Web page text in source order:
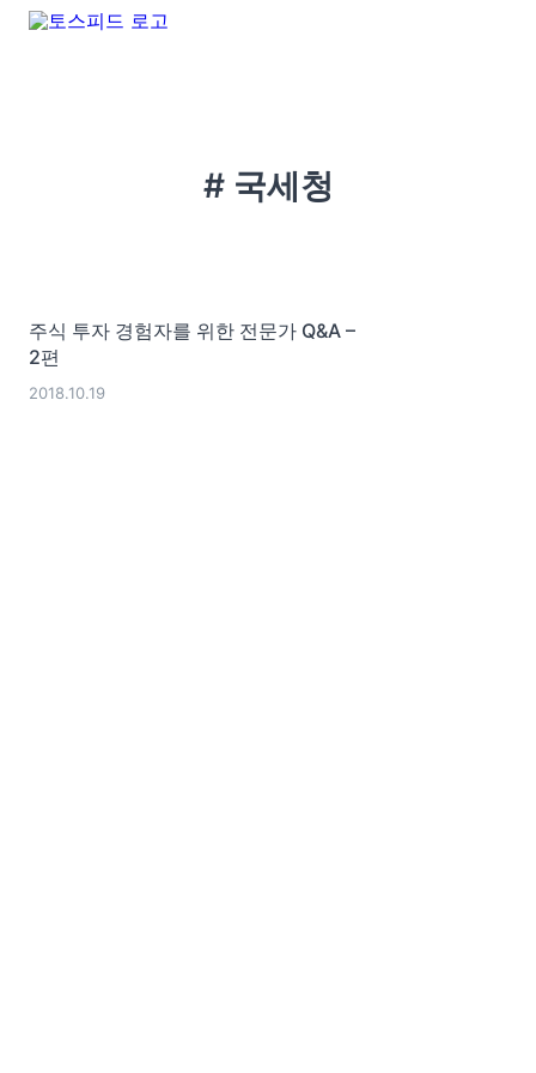
# 국세청
주식 투자 경험자를 위한 전문가 Q&A –
2편
2018.10.19